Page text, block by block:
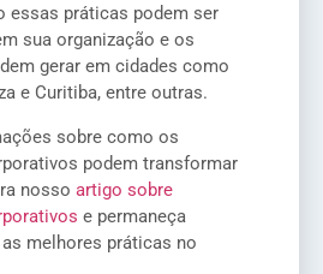
essas práticas podem ser
sua organização e os
gerar em cidades como
e Curitiba, entre outras.
sobre como os
podem transformar
nosso artigo sobre
e permaneça
melhores práticas no